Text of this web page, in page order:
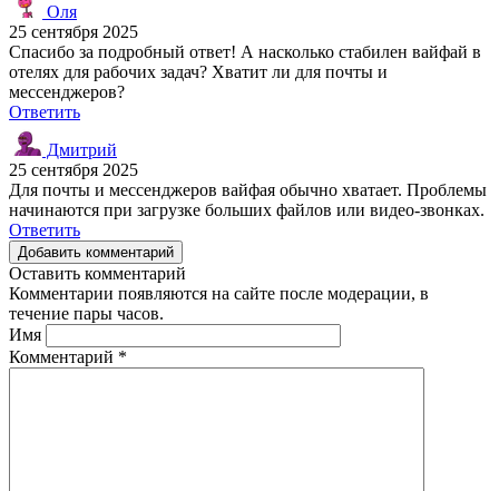
Оля
25 сентября 2025
Спасибо за подробный ответ! А насколько стабилен вайфай в
отелях для рабочих задач? Хватит ли для почты и
мессенджеров?
Ответить
Дмитрий
25 сентября 2025
Для почты и мессенджеров вайфая обычно хватает. Проблемы
начинаются при загрузке больших файлов или видео-звонках.
Ответить
Добавить комментарий
Оставить комментарий
Комментарии появляются на сайте после модерации, в
течение пары часов.
Имя
Комментарий *